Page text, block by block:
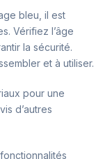
bleu, il est
Vérifiez l’âge
la sécurité.
et à utiliser.
pour une
d’autres